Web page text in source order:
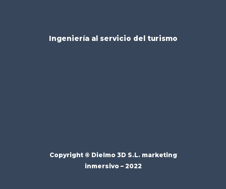
Ingeniería al servicio del turismo
Copyright © Dielmo 3D S.L.marketing
inmersivo – 2022